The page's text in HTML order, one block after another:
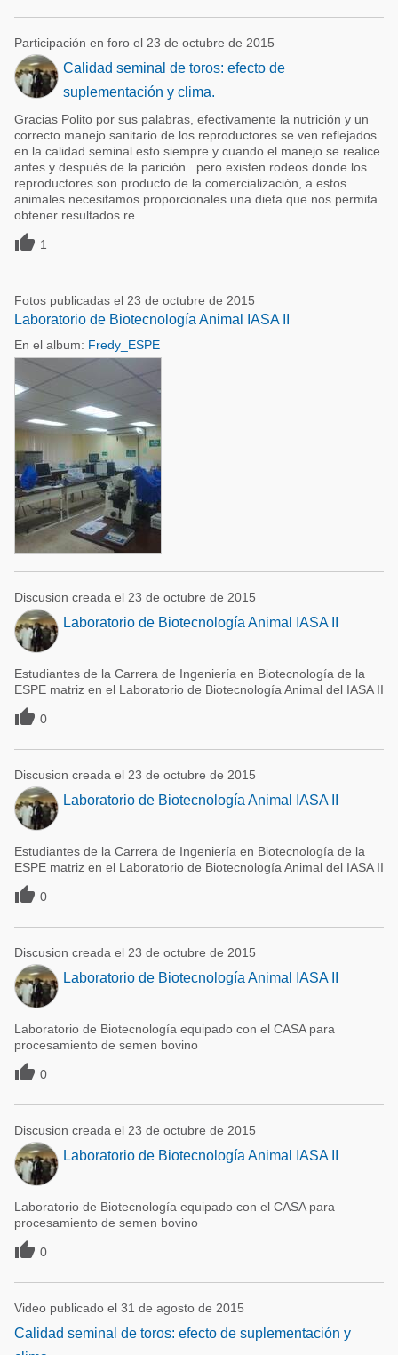
Participación en foro el 23 de octubre de 2015
Calidad seminal de toros: efecto de
suplementación y clima.
Gracias Polito por sus palabras, efectivamente la nutrición y un
correcto manejo sanitario de los reproductores se ven reflejados
en la calidad seminal esto siempre y cuando el manejo se realice
antes y después de la parición...pero existen rodeos donde los
reproductores son producto de la comercialización, a estos
animales necesitamos proporcionales una dieta que nos permita
obtener resultados re ...
 1
Fotos publicadas el 23 de octubre de 2015
Laboratorio de Biotecnología Animal IASA II
En el album: Fredy_ESPE
Discusion creada el 23 de octubre de 2015
Laboratorio de Biotecnología Animal IASA II
Estudiantes de la Carrera de Ingeniería en Biotecnología de la
ESPE matriz en el Laboratorio de Biotecnología Animal del IASA II
 0
Discusion creada el 23 de octubre de 2015
Laboratorio de Biotecnología Animal IASA II
Estudiantes de la Carrera de Ingeniería en Biotecnología de la
ESPE matriz en el Laboratorio de Biotecnología Animal del IASA II
 0
Discusion creada el 23 de octubre de 2015
Laboratorio de Biotecnología Animal IASA II
Laboratorio de Biotecnología equipado con el CASA para
procesamiento de semen bovino
 0
Discusion creada el 23 de octubre de 2015
Laboratorio de Biotecnología Animal IASA II
Laboratorio de Biotecnología equipado con el CASA para
procesamiento de semen bovino
 0
Video publicado el 31 de agosto de 2015
Calidad seminal de toros: efecto de suplementación y